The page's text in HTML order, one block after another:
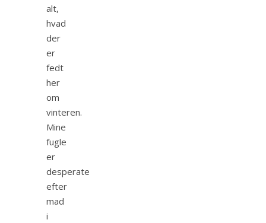
alt,
hvad
der
er
fedt
her
om
vinteren.
Mine
fugle
er
desperate
efter
mad
i